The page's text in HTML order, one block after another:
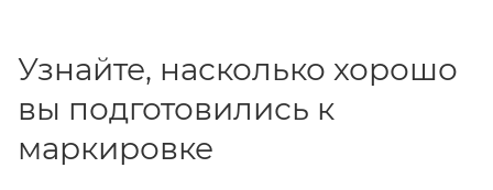
Узнайте, насколько хорошо
вы подготовились к
маркировке